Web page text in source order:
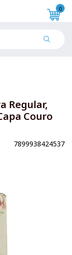
0
Regular,
Couro
7899938424537